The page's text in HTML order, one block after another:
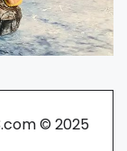
© 2025